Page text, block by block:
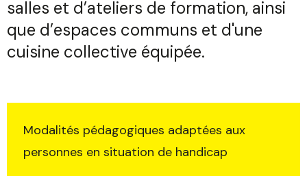
salles et d’ateliers de formation, ainsi
que d’espaces communs et d'une
cuisine collective équipée.
Modalités pédagogiques adaptées aux
personnes en situation de handicap
Trouvez votre session